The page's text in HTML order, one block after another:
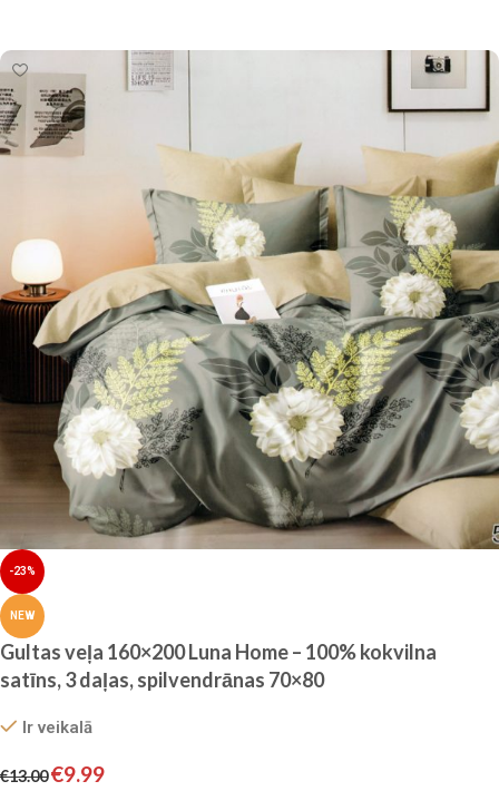
-23%
NEW
Gultas veļa 160×200 Luna Home – 100% kokvilna
satīns, 3 daļas, spilvendrānas 70×80
Ir veikalā
€13.00€9.99